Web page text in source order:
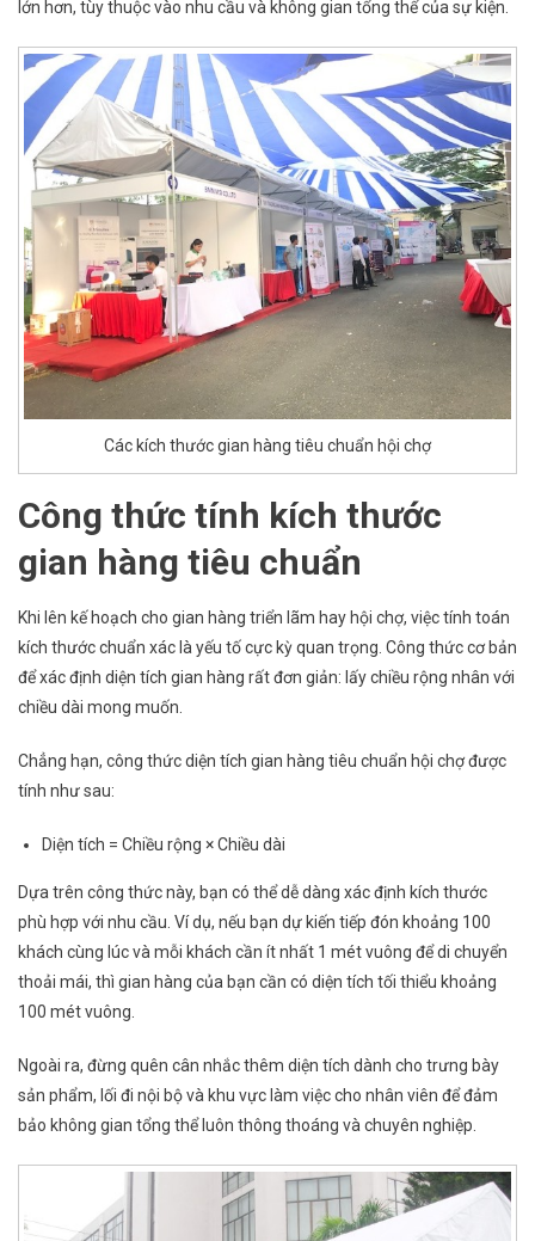
lớn hơn, tùy thuộc vào nhu cầu và không gian tổng thể của sự kiện.
Các kích thước gian hàng tiêu chuẩn hội chợ
Công thức tính kích thước
gian hàng tiêu chuẩn
Khi lên kế hoạch cho gian hàng triển lãm hay hội chợ, việc tính toán
kích thước chuẩn xác là yếu tố cực kỳ quan trọng. Công thức cơ bản
để xác định diện tích gian hàng rất đơn giản: lấy chiều rộng nhân với
chiều dài mong muốn.
Chẳng hạn, công thức diện tích gian hàng tiêu chuẩn hội chợ được
tính như sau:
Diện tích = Chiều rộng × Chiều dài
Dựa trên công thức này, bạn có thể dễ dàng xác định kích thước
phù hợp với nhu cầu. Ví dụ, nếu bạn dự kiến tiếp đón khoảng 100
khách cùng lúc và mỗi khách cần ít nhất 1 mét vuông để di chuyển
thoải mái, thì gian hàng của bạn cần có diện tích tối thiểu khoảng
100 mét vuông.
Ngoài ra, đừng quên cân nhắc thêm diện tích dành cho trưng bày
sản phẩm, lối đi nội bộ và khu vực làm việc cho nhân viên để đảm
bảo không gian tổng thể luôn thông thoáng và chuyên nghiệp.